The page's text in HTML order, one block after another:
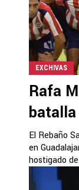
EXCHIVAS
Rafa
batalla
El Rebaño
en
hostigado